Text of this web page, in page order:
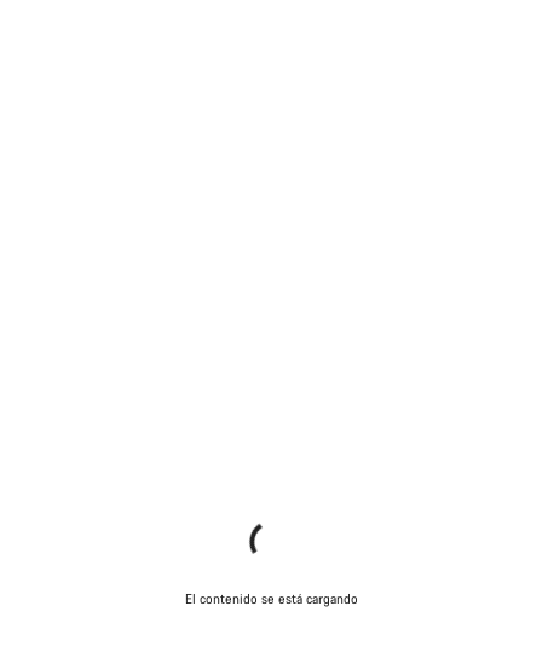
El contenido se está cargando